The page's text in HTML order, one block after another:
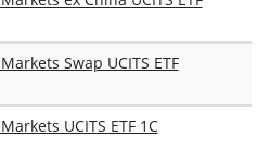
Swap UCITS ETF
UCITS ETF 1C